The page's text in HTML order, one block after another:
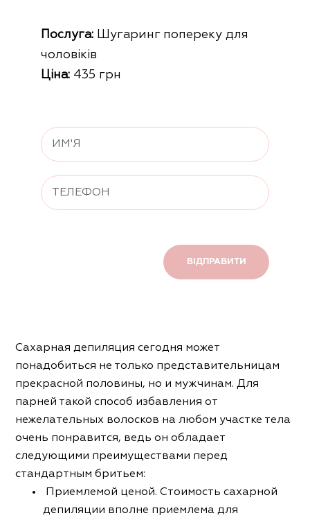
Послуга: Шугаринг попереку для
чоловіків
Ціна: 435 грн
Сахарная депиляция сегодня может
понадобиться не только представительницам
прекрасной половины, но и мужчинам. Для
парней такой способ избавления от
нежелательных волосков на любом участке тела
очень понравится, ведь он обладает
следующими преимуществами перед
стандартным бритьем:
Приемлемой ценой. Стоимость сахарной
депиляции вполне приемлема для